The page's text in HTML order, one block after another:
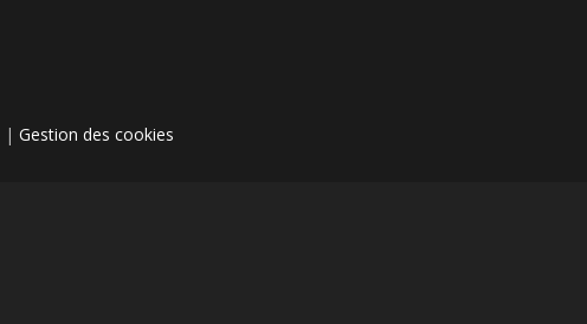
| Gestion des cookies